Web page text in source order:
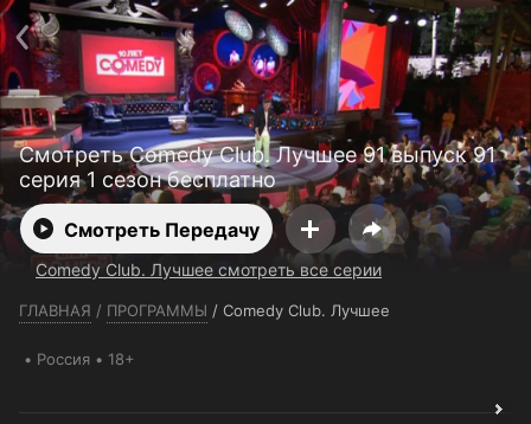
Смотреть Comedy Club. Лучшее 91 выпуск 91
серия 1 сезон бесплатно
Смотреть Передачу
Comedy Club. Лучшее смотреть все серии
ГЛАВНАЯ / ПРОГРАММЫ / Comedy Club. Лучшее
Россия 18+
Телефон поддержки:+7 (727) 323 10 92
Пользовательское соглашение
Политика конфиденциальности
Открыть приложение
Ввести промокод